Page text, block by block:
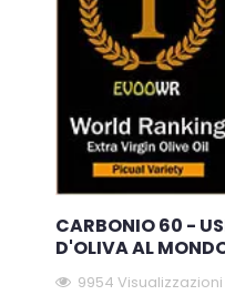
CARBONIO 60 -
D'OLIVA AL
9954 Visualizzazioni